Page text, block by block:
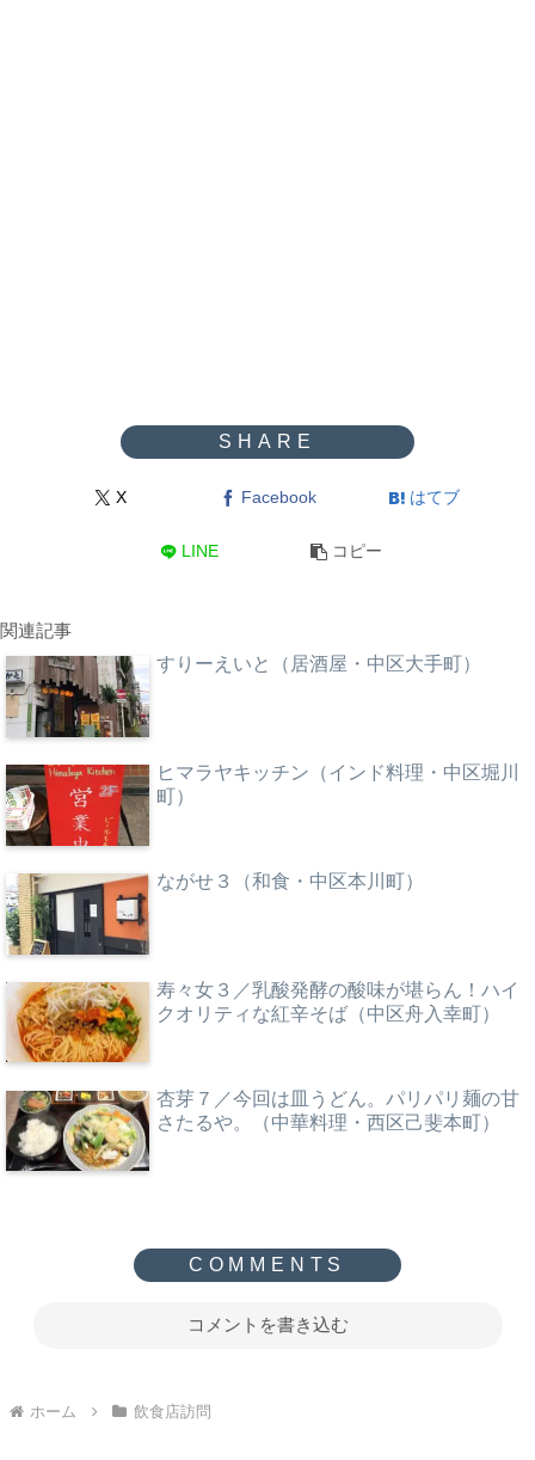
X Facebook はてブ
LINE コピー
関連記事
すりーえいと（居酒屋・中区大手町）
ヒマラヤキッチン（インド料理・中区堀川
町）
ながせ３（和食・中区本川町）
寿々女３／乳酸発酵の酸味が堪らん！ハイ
クオリティな紅辛そば（中区舟入幸町）
杏芽７／今回は皿うどん。パリパリ麺の甘
さたるや。（中華料理・西区己斐本町）
コメントを書き込む
ホーム 飲食店訪問